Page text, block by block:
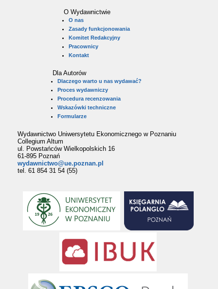
O Wydawnictwie
O nas
Zasady funkcjonowania
Komitet Redakcyjny
Pracownicy
Kontakt
Dla Autorów
Dlaczego warto u nas wydawać?
Proces wydawniczy
Procedura recenzowania
Wskazówki techniczne
Formularze
Wydawnictwo Uniwersytetu Ekonomicznego w Poznaniu
Collegium Altum
ul. Powstańców Wielkopolskich 16
61-895 Poznań
wydawnictwo@ue.poznan.pl
tel. 61 854 31 54 (55)